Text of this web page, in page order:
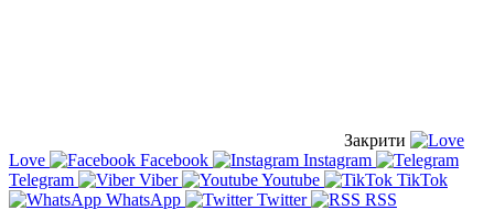
Закрити
Love
Facebook
Instagram
Telegram
Viber Youtube
TikTok
WhatsApp
Twitter RSS